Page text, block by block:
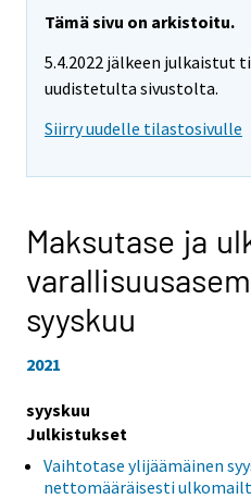
Tämä sivu on arkistoitu.
5.4.2022 jälkeen julkaistut
uudistetulta sivustolta.
Siirry uudelle tilastosivulle
Maksutase ja
syyskuu
2021
syyskuu
Julkistukset
Vaihtotase ylijäämäinen
nettomääräisesti